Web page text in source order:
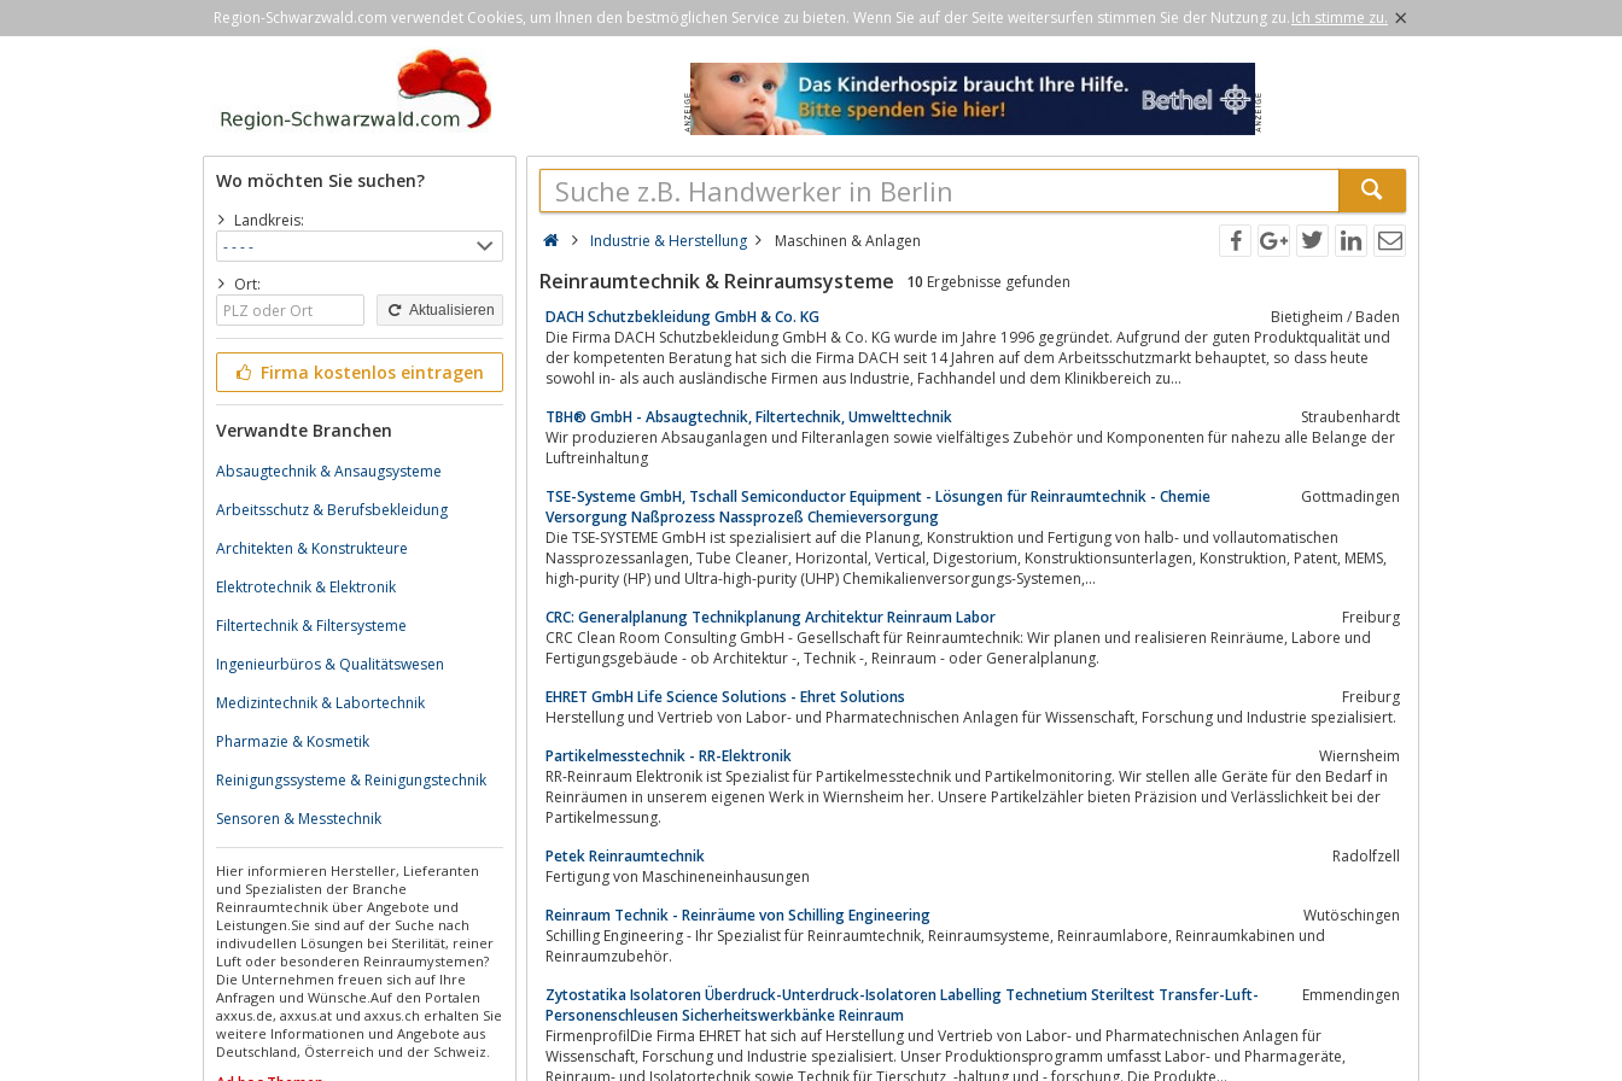
Region-Schwarzwald.com verwendet Cookies, um Ihnen den bestmöglichen Service zu bieten. Wenn Sie auf der Seite weitersurfen stimmen Sie der Nutzung zu.Ich stimme zu. ×
Wo möchten Sie suchen?
Landkreis:
Ort:
Aktualisieren
Firma kostenlos eintragen
Verwandte Branchen
Absaugtechnik & Ansaugsysteme
Arbeitsschutz & Berufsbekleidung
Architekten & Konstrukteure
Elektrotechnik & Elektronik
Filtertechnik & Filtersysteme
Ingenieurbüros & Qualitätswesen
Medizintechnik & Labortechnik
Pharmazie & Kosmetik
Reinigungssysteme & Reinigungstechnik
Sensoren & Messtechnik
Hier informieren Hersteller, Lieferanten
und Spezialisten der Branche
Reinraumtechnik über Angebote und
Leistungen.Sie sind auf der Suche nach
indivudellen Lösungen bei Sterilität, reiner
Luft oder besonderen Reinraumystemen?
Die Unternehmen freuen sich auf Ihre
Anfragen und Wünsche.Auf den Portalen
axxus.de, axxus.at und axxus.ch erhalten Sie
weitere Informationen und Angebote aus
Deutschland, Österreich und der Schweiz.
Industrie & Herstellung Maschinen & Anlagen
Reinraumtechnik & Reinraumsysteme 10 Ergebnisse gefunden
DACH Schutzbekleidung GmbH & Co. KG
Bietigheim / Baden
Die Firma DACH Schutzbekleidung GmbH & Co. KG wurde im Jahre 1996 gegründet. Aufgrund der guten Produktqualität und
der kompetenten Beratung hat sich die Firma DACH seit 14 Jahren auf dem Arbeitsschutzmarkt behauptet, so dass heute
sowohl in- als auch ausländische Firmen aus Industrie, Fachhandel und dem Klinikbereich zu...
TBH® GmbH - Absaugtechnik, Filtertechnik, Umwelttechnik
Straubenhardt
Wir produzieren Absauganlagen und Filteranlagen sowie vielfältiges Zubehör und Komponenten für nahezu alle Belange der
Luftreinhaltung
TSE-Systeme GmbH, Tschall Semiconductor Equipment - Lösungen für Reinraumtechnik - Chemie
Versorgung Naßprozess Nassprozeß Chemieversorgung
Gottmadingen
Die TSE-SYSTEME GmbH ist spezialisiert auf die Planung, Konstruktion und Fertigung von halb- und vollautomatischen
Nassprozessanlagen, Tube Cleaner, Horizontal, Vertical, Digestorium, Konstruktionsunterlagen, Konstruktion, Patent, MEMS,
high-purity (HP) und Ultra-high-purity (UHP) Chemikalienversorgungs-Systemen,...
CRC: Generalplanung Technikplanung Architektur Reinraum Labor
Freiburg
CRC Clean Room Consulting GmbH - Gesellschaft für Reinraumtechnik: Wir planen und realisieren Reinräume, Labore und
Fertigungsgebäude - ob Architektur -, Technik -, Reinraum - oder Generalplanung.
EHRET GmbH Life Science Solutions - Ehret Solutions
Freiburg
Herstellung und Vertrieb von Labor- und Pharmatechnischen Anlagen für Wissenschaft, Forschung und Industrie spezialisiert.
Partikelmesstechnik - RR-Elektronik
Wiernsheim
RR-Reinraum Elektronik ist Spezialist für Partikelmesstechnik und Partikelmonitoring. Wir stellen alle Geräte für den Bedarf in
Reinräumen in unserem eigenen Werk in Wiernsheim her. Unsere Partikelzähler bieten Präzision und Verlässlichkeit bei der
Partikelmessung.
Petek Reinraumtechnik
Radolfzell
Fertigung von Maschineneinhausungen
Reinraum Technik - Reinräume von Schilling Engineering
Wutöschingen
Schilling Engineering - Ihr Spezialist für Reinraumtechnik, Reinraumsysteme, Reinraumlabore, Reinraumkabinen und
Reinraumzubehör.
Zytostatika Isolatoren Überdruck-Unterdruck-Isolatoren Labelling Technetium Steriltest Transfer-Luft-
Personenschleusen Sicherheitswerkbänke Reinraum
Emmendingen
FirmenprofilDie Firma EHRET hat sich auf Herstellung und Vertrieb von Labor- und Pharmatechnischen Anlagen für
Wissenschaft, Forschung und Industrie spezialisiert. Unser Produktionsprogramm umfasst Labor- und Pharmageräte,
Reinraum- und Isolatortechnik sowie Technik für Tierschutz, -haltung und - forschung. Die Produkte...